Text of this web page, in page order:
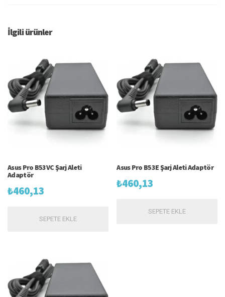
İlgili ürünler
Asus Pro B53VC Şarj Aleti
Adaptör
₺460,13
SEPETE EKLE
Asus Pro B53E Şarj Aleti Adaptör
₺460,13
SEPETE EKLE